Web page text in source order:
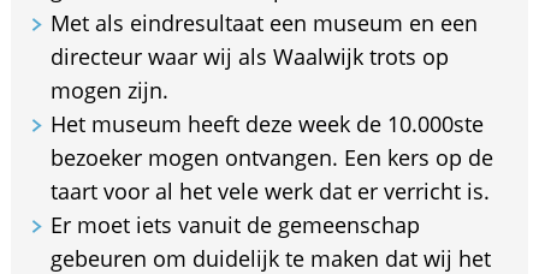
Met als eindresultaat een museum en een
directeur waar wij als Waalwijk trots op
mogen zijn.
Het museum heeft deze week de 10.000ste
bezoeker mogen ontvangen. Een kers op de
taart voor al het vele werk dat er verricht is.
Er moet iets vanuit de gemeenschap
gebeuren om duidelijk te maken dat wij het